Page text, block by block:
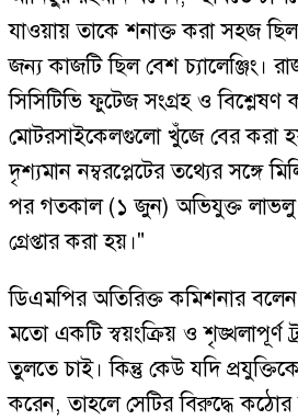
যাওয়ায় তাকে শনাক্ত করা সহজ ছিল
জন্য কাজটি ছিল বেশ চ্যালেঞ্জিং।
সিসিটিভি ফুটেজ সংগ্রহ ও
মোটরসাইকেলগুলো খুঁজে বের করা
দৃশ্যমান নম্বরপ্লেটের তথ্যের সঙ্গে
পর গতকাল (১ জুন) অভিযুক্ত
গ্রেপ্তার করা হয়।"
ডিএমপির অতিরিক্ত কমিশনার
মতো একটি স্বয়ংক্রিয় ও শৃঙ্খলাপূর্ণ
তুলতে চাই। কিন্তু কেউ যদি
করেন, তাহলে সেটির বিরুদ্ধে